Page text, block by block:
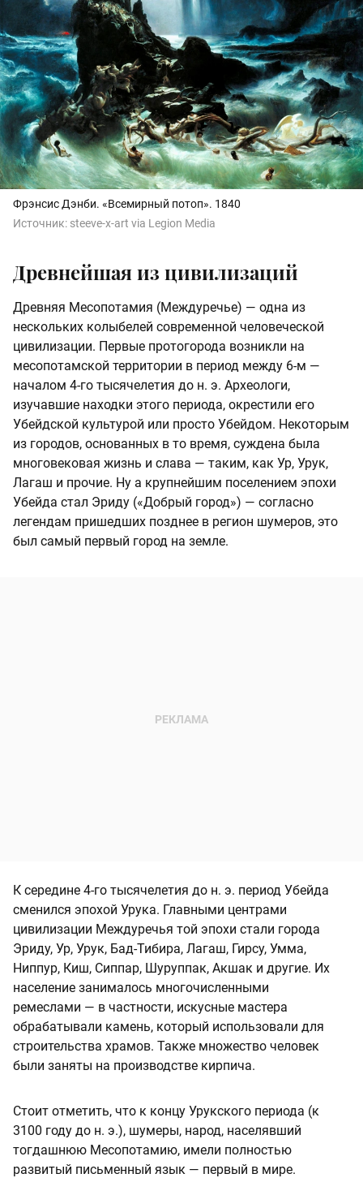
Фрэнсис Дэнби. «Всемирный потоп». 1840
Источник: steeve-x-art via Legion Media
Древнейшая из цивилизаций
Древняя Месопотамия (Междуречье) — одна из
нескольких колыбелей современной человеческой
цивилизации. Первые протогорода возникли на
месопотамской территории в период между 6-м —
началом 4-го тысячелетия до н. э. Археологи,
изучавшие находки этого периода, окрестили его
Убейдской культурой или просто Убейдом. Некоторым
из городов, основанных в то время, суждена была
многовековая жизнь и слава — таким, как Ур, Урук,
Лагаш и прочие. Ну а крупнейшим поселением эпохи
Убейда стал Эриду («Добрый город») — согласно
легендам пришедших позднее в регион шумеров, это
был самый первый город на земле.
К середине 4-го тысячелетия до н. э. период Убейда
сменился эпохой Урука. Главными центрами
цивилизации Междуречья той эпохи стали города
Эриду, Ур, Урук, Бад-Тибира, Лагаш, Гирсу, Умма,
Ниппур, Киш, Сиппар, Шуруппак, Акшак и другие. Их
население занималось многочисленными
ремеслами — в частности, искусные мастера
обрабатывали камень, который использовали для
строительства храмов. Также множество человек
были заняты на производстве кирпича.
Стоит отметить, что к концу Урукского периода (к
3100 году до н. э.), шумеры, народ, населявший
тогдашнюю Месопотамию, имели полностью
развитый письменный язык — первый в мире.